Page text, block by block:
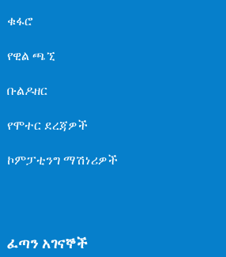
ቁፋሮ
የዊል ጫኚ
ቡልዶዘር
የሞተር ደረጃዎች
ኮምፓቲንግ ማሽነሪዎች
ፈጣን አገናኞች